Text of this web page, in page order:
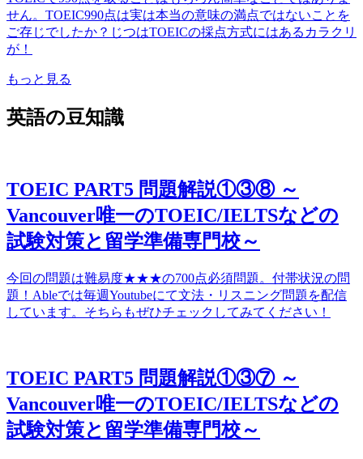
せん。TOEIC990点は実は本当の意味の満点ではないことを
ご存じでしたか？じつはTOEICの採点方式にはあるカラクリ
が！
もっと見る
英語の豆知識
TOEIC PART5 問題解説①③⑧ ～
Vancouver唯一のTOEIC/IELTSなどの
試験対策と留学準備専門校～
今回の問題は難易度★★★の700点必須問題。付帯状況の問
題！Ableでは毎週Youtubeにて文法・リスニング問題を配信
しています。そちらもぜひチェックしてみてください！
TOEIC PART5 問題解説①③⑦ ～
Vancouver唯一のTOEIC/IELTSなどの
試験対策と留学準備専門校～